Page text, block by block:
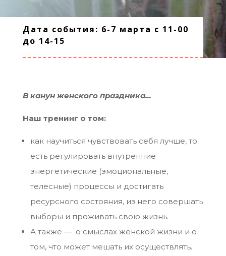
Дата события: 6-7 марта с 11-00
до 14-15
В канун женского праздника…
Наш тренинг о том:
как научиться чувствовать себя лучше, то
есть регулировать внутренние
энергетические (эмоциональные,
телесные) процессы и достигать
ресурсного состояния, из него совершать
выборы и проживать свою жизнь.
А также — о смыслах женской жизни и о
том, что может мешать их осуществлять.